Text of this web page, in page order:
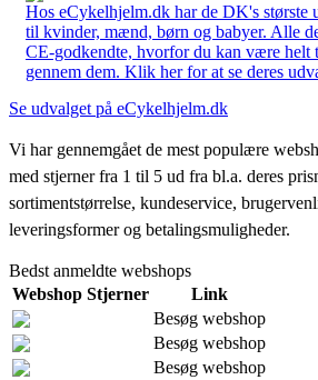
Hos eCykelhjelm.dk har de DK's største
til kvinder, mænd, børn og babyer. Alle
CE-godkendte, hvorfor du kan være helt
gennem dem. Klik her for at se deres
Se udvalget på eCykelhjelm.dk
Vi har gennemgået de mest populære
med stjerner fra 1 til 5 ud fra bl.a. deres
sortimentstørrelse, kundeservice,
leveringsformer og betalingsmuligheder.
Bedst anmeldte webshops
Webshop Stjerner
Link
Besøg webshop
Besøg webshop
Besøg webshop